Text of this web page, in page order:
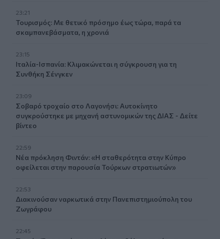
23:21
Τουρισμός: Με θετικό πρόσημο έως τώρα, παρά τα
σκαμπανεβάσματα, η χρονιά
23:15
Ιταλία-Ισπανία: Κλιμακώνεται η σύγκρουση για τη
Συνθήκη Σένγκεν
23:09
Σοβαρό τροχαίο στο Λαγονήσι: Αυτοκίνητο
συγκρούστηκε με μηχανή αστυνομικών της ΔΙΑΣ - Δείτε
βίντεο
22:59
Νέα πρόκληση Φιντάν: «Η σταθερότητα στην Κύπρο
οφείλεται στην παρουσία Τούρκων στρατιωτών»
22:53
Διακινούσαν ναρκωτικά στην Πανεπιστημιούπολη του
Ζωγράφου
22:45